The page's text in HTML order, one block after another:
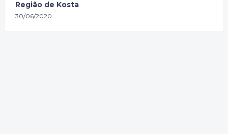
Região de Kosta
30/06/2020